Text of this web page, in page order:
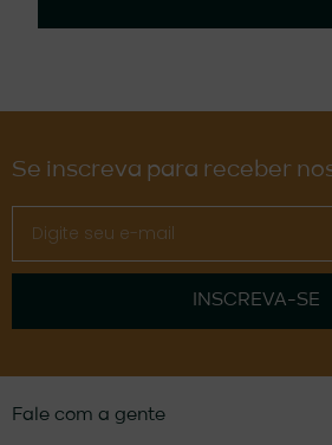
Se inscreva para receber
INSCREVA-SE
Fale com a gente